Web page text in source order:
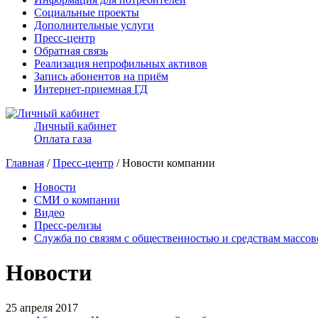
Социальные проекты
Дополнительные услуги
Пресс-центр
Обратная связь
Реализация непрофильных активов
Запись абонентов на приём
Интернет-приемная ГД
Личный кабинет
Оплата газа
Главная /Пресс-центр / Новости компании
Новости
СМИ о компании
Видео
Пресс-релизы
Служба по связям с общественностью и средствам
Новости
25 апреля 2017